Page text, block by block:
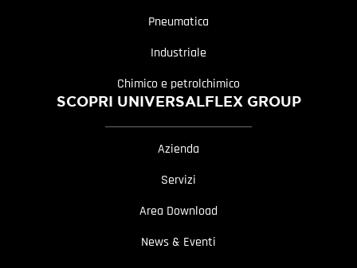
Pneumatica
Industriale
Chimico e petrolchimico
SCOPRI UNIVERSALFLEX GROUP
Azienda
Servizi
Area Download
News & Eventi